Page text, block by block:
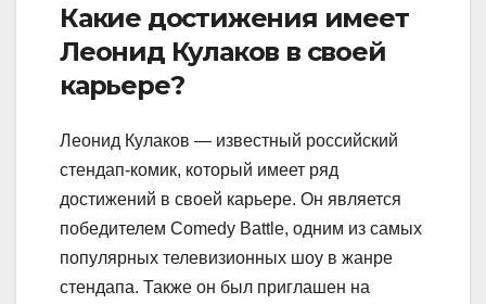
Какие достижения имеет
Леонид Кулаков в своей
карьере?
Леонид Кулаков — известный российский
стендап-комик, который имеет ряд
достижений в своей карьере. Он является
победителем Comedy Battle, одним из самых
популярных телевизионных шоу в жанре
стендапа. Также он был приглашен на